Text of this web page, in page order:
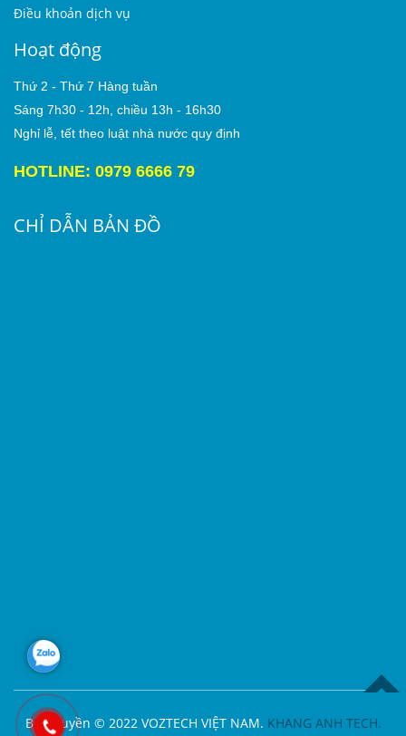
Điều khoản dịch vụ
Hoạt động
Thứ 2 - Thứ 7 Hàng tuần
Sáng 7h30 - 12h, chiều 13h - 16h30
Nghỉ lễ, tết theo luật nhà nước quy định
HOTLINE: 0979 6666 79
CHỈ DẪN BẢN ĐỒ
Bản quyền © 2022 VOZTECH VIỆT NAM. KHANG ANH TECH.